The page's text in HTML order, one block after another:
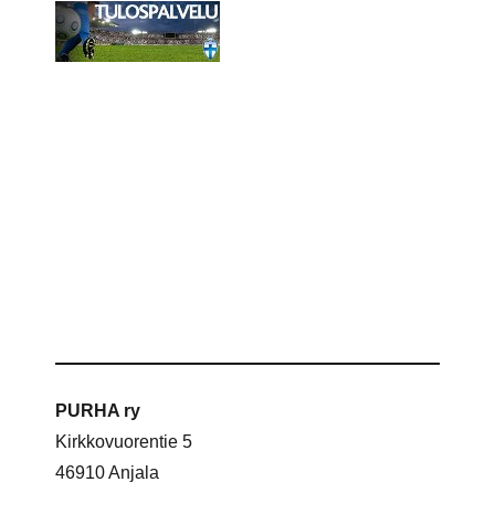
PURHA ry
Kirkkovuorentie 5
46910 Anjala